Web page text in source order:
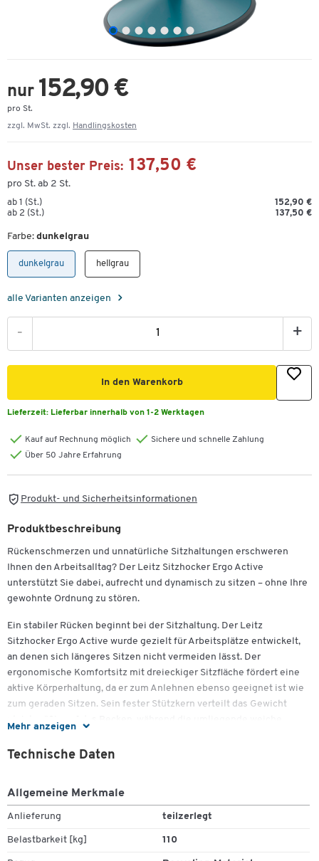
nur 152,90 €
pro St.
zzgl. MwSt. zzgl. Handlingskosten
Unser bester Preis: 137,50 €
pro St. ab 2 St.
ab 1 (St.)
152,90 €
ab 2 (St.)
137,50 €
Farbe: dunkelgrau
dunkelgrau hellgrau
alle Varianten anzeigen
- +
In den Warenkorb
Lieferzeit: Lieferbar innerhalb von 1-2 Werktagen
Kauf auf Rechnung möglich
Sichere und schnelle Zahlung
Über 50 Jahre Erfahrung
Produkt- und Sicherheitsinformationen
Mehr anzeigen
Produktbeschreibung
Rückenschmerzen und unnatürliche Sitzhaltungen erschweren
Ihnen den Arbeitsalltag? Der Leitz Sitzhocker Ergo Active
unterstützt Sie dabei, aufrecht und dynamisch zu sitzen – ohne Ihre
gewohnte Ordnung zu stören.
Ein stabiler Rücken beginnt bei der Sitzhaltung. Der Leitz
Sitzhocker Ergo Active wurde gezielt für Arbeitsplätze entwickelt,
an denen sich längeres Sitzen nicht vermeiden lässt. Der
ergonomische Komfortsitz mit dreieckiger Sitzfläche fördert eine
aktive Körperhaltung, da er zum Anlehnen ebenso geeignet ist wie
zum geraden Sitzen. Sein fester Stützkern verteilt das Gewicht
gleichmäßig auf das Becken, während die umliegende weiche
reduziert. Dies ermöglicht nicht nur ein bequemes Sitzerlebnis,
Die stufenlos verstellbare Sitzhöhe von 470 bis 640 mm lässt sich
durch einen praktischen Knopf unterhalb des Sitzes an Ihre
rutschfester Gummiunterlage sorgt für einen sicheren Stand und
schützt gleichzeitig empfindliche Böden. Dank des abgerundeten
Technische Daten
Allgemeine Merkmale
Anlieferung teilzerlegt
Belastbarkeit [kg] 110